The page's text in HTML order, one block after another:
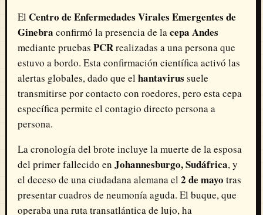
El Centro de Enfermedades Virales Emergentes de
Ginebra confirmó la presencia de lacepa Andes
mediante pruebas PCRrealizadas a una persona que
estuvo a bordo. Esta confirmación científica activó las
alertas globales, dado que el hantavirus suele
transmitirse por contacto con roedores, pero esta cepa
específica permite el contagio directo persona a
persona.
La cronología del brote incluye la muerte de la esposa
del primer fallecido en Johannesburgo, Sudáfrica, y
el deceso de una ciudadana alemana el 2 de mayo tras
presentar cuadros de neumonía aguda. El buque, que
operaba una ruta transatlántica de lujo, ha